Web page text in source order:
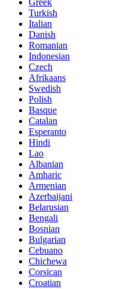
Greek
Turkish
Italian
Danish
Romanian
Indonesian
Czech
Afrikaans
Swedish
Polish
Basque
Catalan
Esperanto
Hindi
Lao
Albanian
Amharic
Armenian
Azerbaijani
Belarusian
Bengali
Bosnian
Bulgarian
Cebuano
Chichewa
Corsican
Croatian